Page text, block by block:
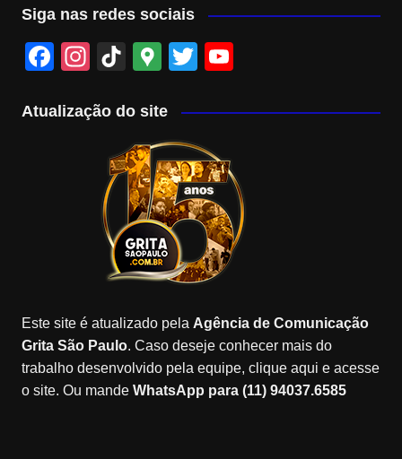
Siga nas redes sociais
F
c
In
a
m
Ti
T
o
k
G
o
gl
e
M
a
p
s
T
tt
er
u
u
b
e
C
a
n
n
el
Atualização do site
Este site é atualizado pela Agência de Comunicação
Grita São Paulo. Caso deseje conhecer mais do
trabalho desenvolvido pela equipe, clique aqui e acesse
o site. Ou mande WhatsApp para (11) 94037.6585